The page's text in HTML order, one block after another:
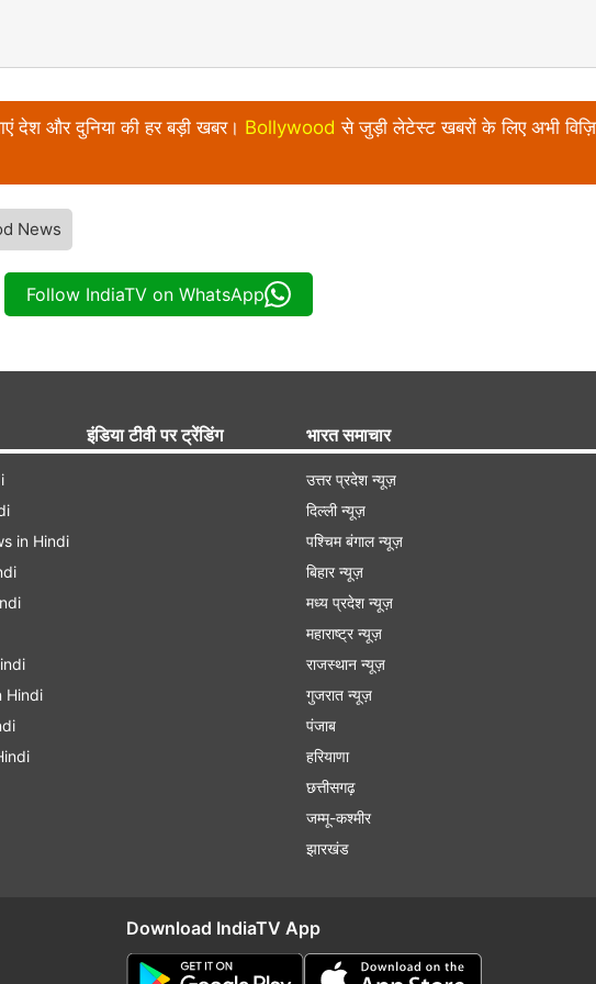
देश और दुनिया की हर बड़ी खबर। Bollywood से जुड़ी लेटेस्ट खबरों के लिए अभी
News
Follow IndiaTV on WhatsApp
in Hindi
Hindi
इंडिया टीवी पर ट्रेंडिंग भारत समाचार
उत्तर प्रदेश न्यूज़
दिल्ली न्यूज़
पश्चिम बंगाल न्यूज़
बिहार न्यूज़
मध्य प्रदेश न्यूज़
महाराष्ट्र न्यूज़
राजस्थान न्यूज़
गुजरात न्यूज़
पंजाब
हरियाणा
छत्तीसगढ़
जम्मू-कश्मीर
झारखंड
Download IndiaTV App